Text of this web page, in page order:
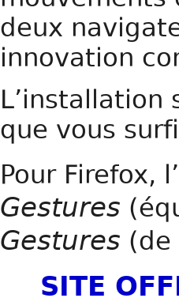
deux
innovation
que vous
Pour Firefox,
Gestures
Gestures
SITE